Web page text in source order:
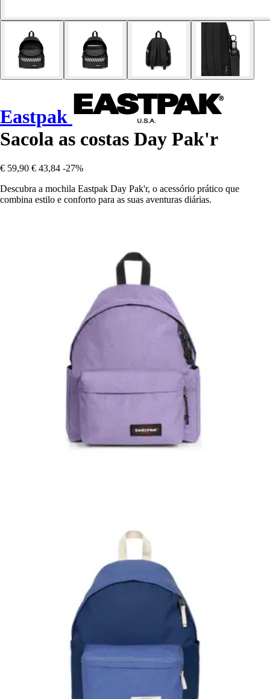
Eastpak
Sacola as costas Day Pak'r
€ 59,90 € 43,84 -27%
Descubra a mochila Eastpak Day Pak'r, o acessório prático que
combina estilo e conforto para as suas aventuras diárias.